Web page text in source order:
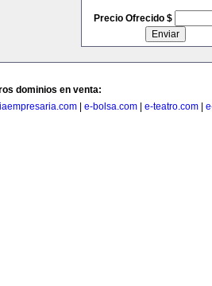
Precio Ofrecido $
dominios en venta:
e-bolsa.com e-teatro.com